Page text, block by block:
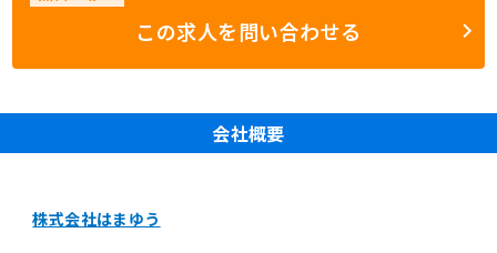
この求人を問い合わせる
会社概要
株式会社はまゆう